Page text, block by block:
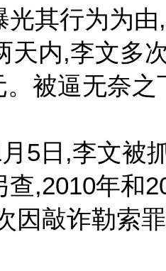
光其行为为
内,李文多
。被逼无奈
5日,李文被
查,2010年和
因敲诈勒索